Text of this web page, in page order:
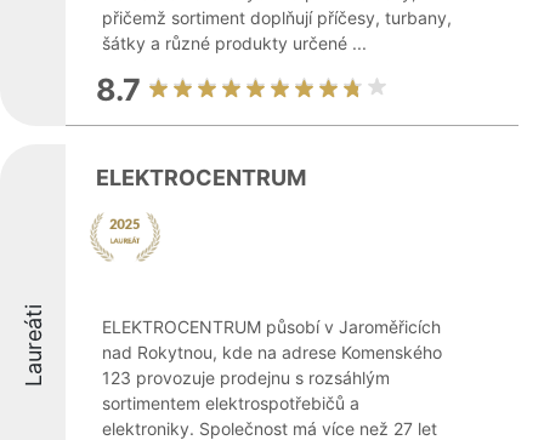
přičemž sortiment doplňují příčesy, turbany,
šátky a různé produkty určené ...
8.7
Laureáti
ELEKTROCENTRUM
ELEKTROCENTRUM působí v Jaroměřicích
nad Rokytnou, kde na adrese Komenského
123 provozuje prodejnu s rozsáhlým
sortimentem elektrospotřebičů a
elektroniky. Společnost má více než 27 let